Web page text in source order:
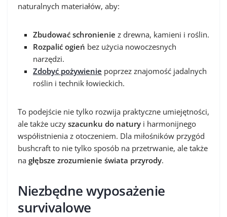
naturalnych materiałów, aby:
Zbudować schronienie z drewna, kamieni i roślin.
Rozpalić ogień bez użycia nowoczesnych
narzędzi.
Zdobyć pożywienie poprzez znajomość jadalnych
roślin i technik łowieckich.
To podejście nie tylko rozwija praktyczne umiejętności,
ale także uczy szacunku do natury i harmonijnego
współistnienia z otoczeniem. Dla miłośników przygód
bushcraft to nie tylko sposób na przetrwanie, ale także
na głębsze zrozumienie świata przyrody.
Niezbędne wyposażenie
survivalowe